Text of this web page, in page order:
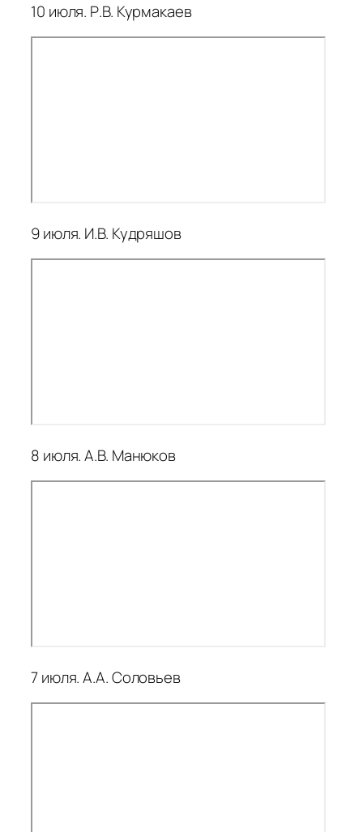
10 июля. Р.В. Курмакаев
9 июля. И.В. Кудряшов
8 июля. А.В. Манюков
7 июля. А.А. Соловьев